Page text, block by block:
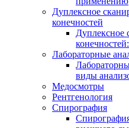
Дуплексное
конечностей
Дуплексное
Лабораторные
виды
Медосмотры
Рентгенология
Спирография